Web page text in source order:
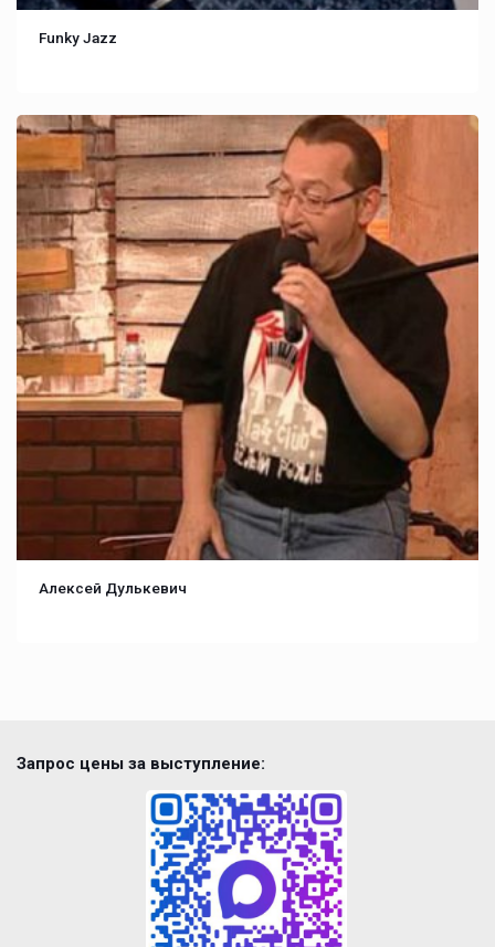
Funky Jazz
Алексей Дулькевич
Запрос цены за выступление: